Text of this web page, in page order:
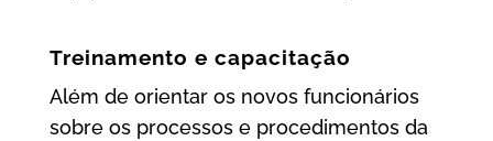
Treinamento e capacitação
Além de orientar os novos funcionários
sobre os processos e procedimentos da